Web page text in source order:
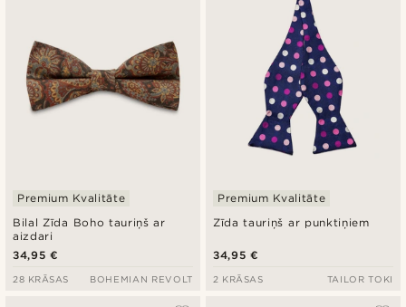
Bilal Zīda Boho tauriņš ar
aizdari
Premium Kvalitāte
34,95 €
28 KRĀSAS BOHEMIAN REVOLT
Zīda tauriņš ar punktiņiem
Premium Kvalitāte
34,95 €
2 KRĀSAS TAILOR TOKI